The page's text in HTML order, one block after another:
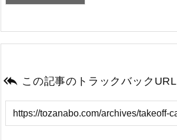
 この記事のトラックバックURL